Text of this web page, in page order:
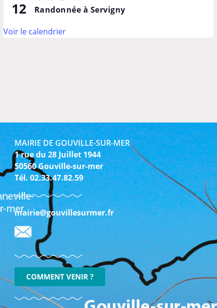
12 Randonnée à Servigny
Voir le calendrier
MAIRIE DE GOUVILLE-SUR-MER
1 rue du 28 Juillet 1944
50560 Gouville-sur-mer
Tél. 02.33.47.82.59
mairie@gouvillesurmer.fr
COMMENT VENIR ?